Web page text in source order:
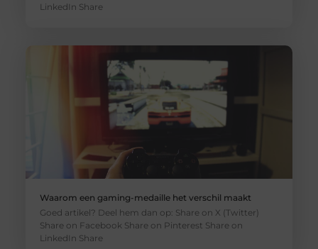
LinkedIn Share
Waarom een gaming-medaille het verschil maakt
Goed artikel? Deel hem dan op: Share on X (Twitter)
Share on Facebook Share on Pinterest Share on
LinkedIn Share